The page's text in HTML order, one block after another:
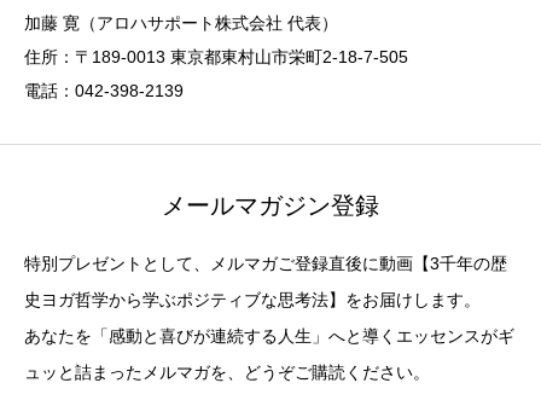
加藤 寛（アロハサポート株式会社 代表）
住所：〒189-0013 東京都東村山市栄町2-18-7-505
電話：042-398-2139
メールマガジン登録
特別プレゼントとして、メルマガご登録直後に動画【3千年の歴
史ヨガ哲学から学ぶポジティブな思考法】をお届けします。
あなたを「感動と喜びが連続する人生」へと導くエッセンスがギ
ュッと詰まったメルマガを、どうぞご購読ください。